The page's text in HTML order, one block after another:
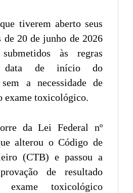
tiverem aberto seus
de 20 de junho de 2026
submetidos às regras
data de início do
a necessidade de
exame toxicológico.
da Lei Federal nº
alterou o Código de
(CTB) e passou a
de resultado
exame toxicológico